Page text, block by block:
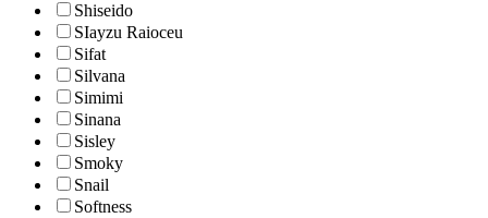
Shiseido
SIayzu Raioceu
Sifat
Silvana
Simimi
Sinana
Sisley
Smoky
Snail
Softness